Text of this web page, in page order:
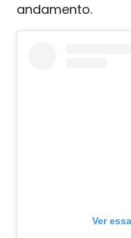
andamento.
Ver